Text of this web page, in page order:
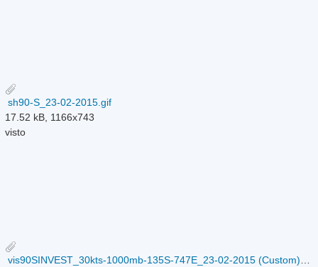
sh90-S_23-02-2015.gif
17.52 kB, 1166x743
visto
vis90SINVEST_30kts-1000mb-135S-747E_23-02-2015 (Custom).jpg